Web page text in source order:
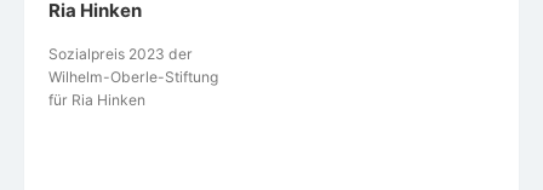
Ria Hinken
Sozialpreis 2023 der
Wilhelm-Oberle-Stiftung
für Ria Hinken